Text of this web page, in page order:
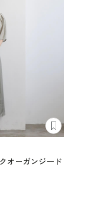
オーガンジード